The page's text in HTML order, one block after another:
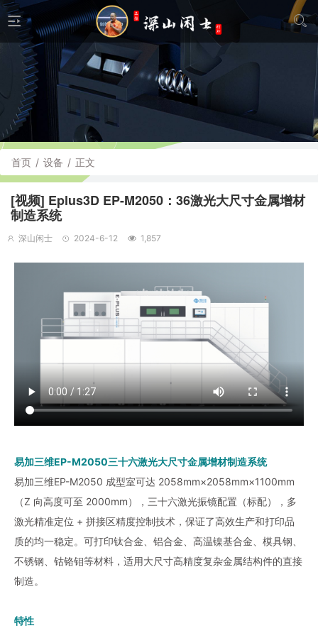
首页 / 设备 / 正文
[视频] Eplus3D EP-M2050：36激光大尺寸金属增材
制造系统
深山闲士 2024-6-12 1,857
易加三维EP-M2050三十六激光大尺寸金属增材制造系统
易加三维EP-M2050 成型室可达 2058mm×2058mm×1100mm
（Z 向高度可至 2000mm），三十六激光振镜配置（标配），多
激光精准定位 + 拼接区精度控制技术，保证了高效生产和打印品
质的均一稳定。可打印钛合金、铝合金、高温镍基合金、模具钢、
不锈钢、钴铬钼等材料，适用大尺寸高精度复杂金属结构件的直接
制造。
特性